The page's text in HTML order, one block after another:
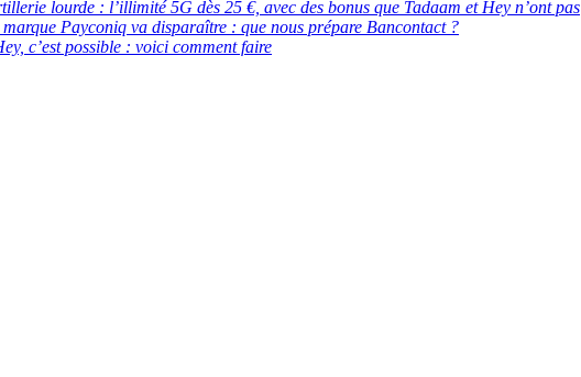
lourde : l’illimité 5G dès 25 €, avec des bonus que Tadaam et Hey n’ont pas
Payconiq va disparaître : que nous prépare Bancontact ?
c’est possible : voici comment faire